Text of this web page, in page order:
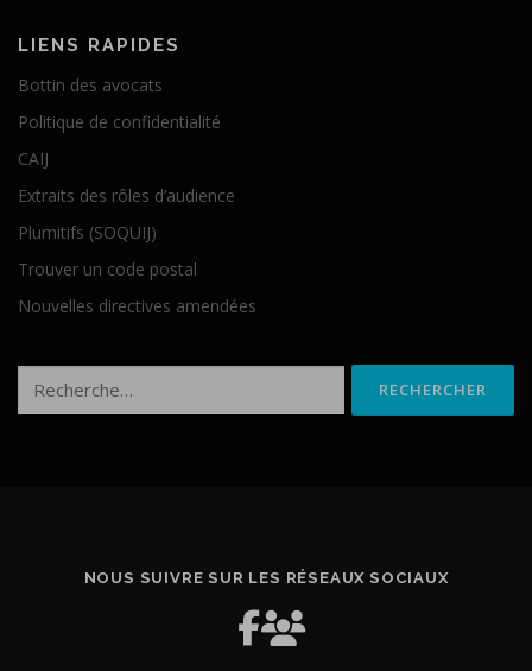
LIENS RAPIDES
Bottin des avocats
Politique de confidentialité
CAIJ
Extraits des rôles d’audience
Plumitifs (SOQUIJ)
Trouver un code postal
Nouvelles directives amendées
Rechercher :
NOUS SUIVRE SUR LES RÉSEAUX SOCIAUX